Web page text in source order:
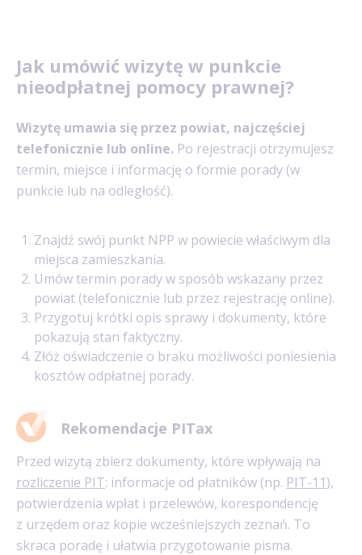
Jak umówić wizytę w punkcie
nieodpłatnej pomocy prawnej?
Wizytę umawia się przez powiat, najczęściej
telefonicznie lub online. Po rejestracji otrzymujesz
termin, miejsce i informację o formie porady (w
punkcie lub na odległość).
Znajdź swój punkt NPP w powiecie właściwym dla
miejsca zamieszkania.
Umów termin porady w sposób wskazany przez
powiat (telefonicznie lub przez rejestrację online).
Przygotuj krótki opis sprawy i dokumenty, które
pokazują stan faktyczny.
Złóż oświadczenie o braku możliwości poniesienia
kosztów odpłatnej porady.
Rekomendacje PITax
Przed wizytą zbierz dokumenty, które wpływają na
rozliczenie PIT: informacje od płatników (np. PIT-11),
potwierdzenia wpłat i przelewów, korespondencję
z urzędem oraz kopie wcześniejszych zeznań. To
skraca poradę i ułatwia przygotowanie pisma.